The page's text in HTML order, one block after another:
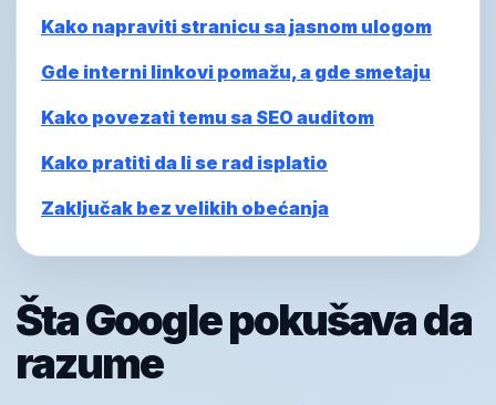
Kako napraviti stranicu sa jasnom ulogom
Gde interni linkovi pomažu, a gde smetaju
Kako povezati temu sa SEO auditom
Kako pratiti da li se rad isplatio
Zaključak bez velikih obećanja
Šta Google pokušava da
razume